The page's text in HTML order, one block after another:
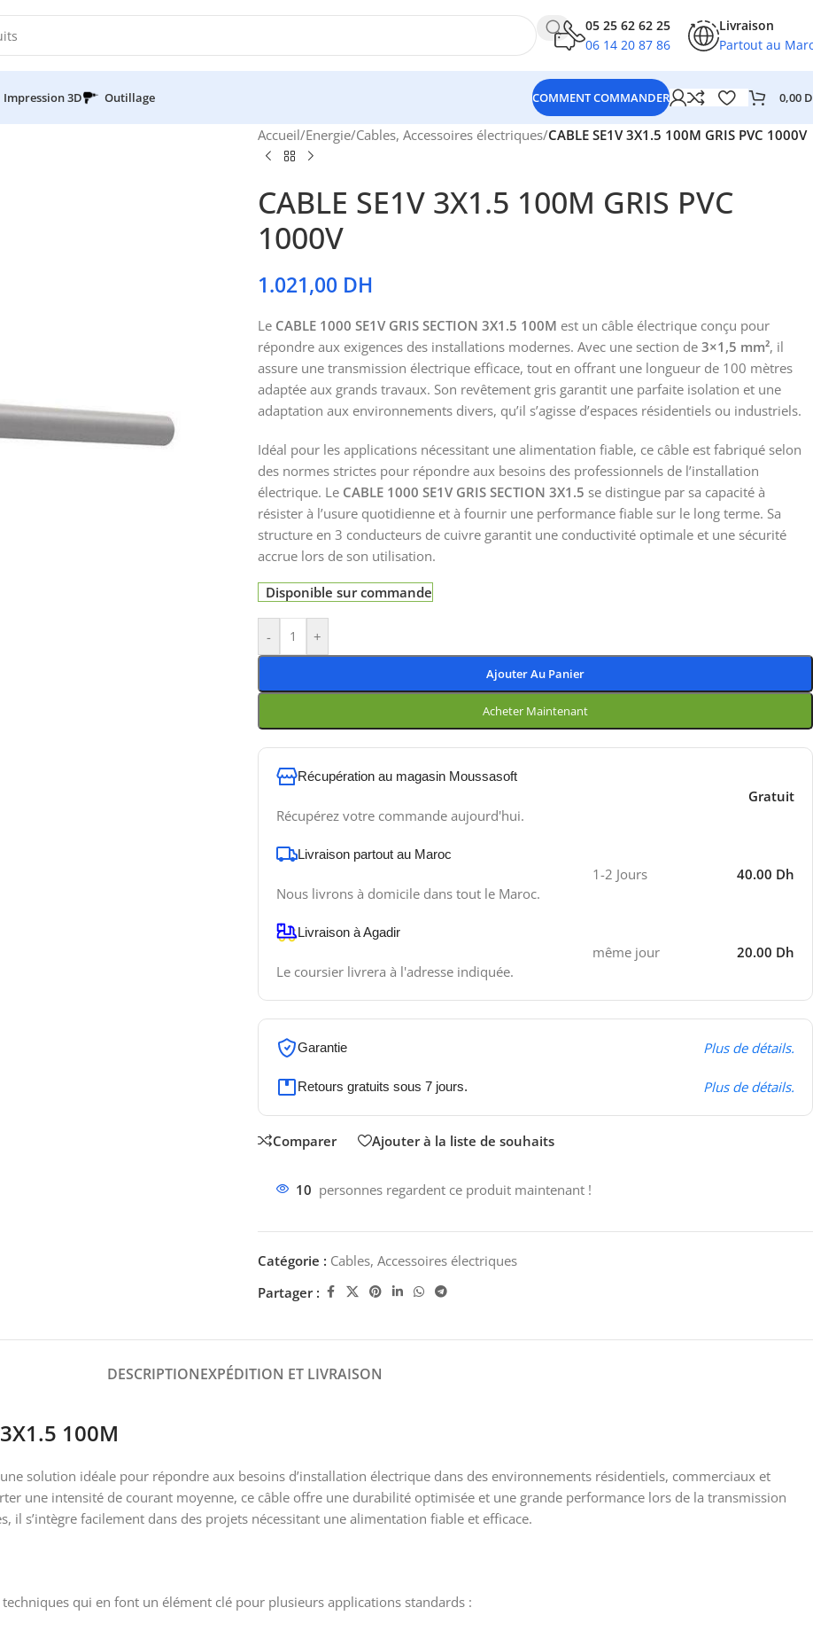
05 25 62 62 25
06 14 20 87 86
Livraison
Partout au
Impression 3D Outillage COMMENT COMMANDER 0,00
Accueil/Energie/Cables, Accessoires électriques/CABLE SE1V 3X1.5 100M GRIS PVC 1000V
CABLE SE1V 3X1.5 100M GRIS PVC
1000V
1.021,00 DH
Le CABLE 1000 SE1V GRIS SECTION 3X1.5 100M est un câble électrique conçu pour
répondre aux exigences des installations modernes. Avec une section de 3×1,5 mm², il
assure une transmission électrique efficace, tout en offrant une longueur de 100 mètres
adaptée aux grands travaux. Son revêtement gris garantit une parfaite isolation et une
adaptation aux environnements divers, qu’il s’agisse d’espaces résidentiels ou industriels.
Idéal pour les applications nécessitant une alimentation fiable, ce câble est fabriqué selon
des normes strictes pour répondre aux besoins des professionnels de l’installation
électrique. Le CABLE 1000 SE1V GRIS SECTION 3X1.5 se distingue par sa capacité à
résister à l’usure quotidienne et à fournir une performance fiable sur le long terme. Sa
structure en 3 conducteurs de cuivre garantit une conductivité optimale et une sécurité
accrue lors de son utilisation.
Disponible sur commande
- +
Ajouter Au Panier
Acheter Maintenant
Récupération au magasin Moussasoft
Récupérez votre commande aujourd'hui.
Gratuit
Livraison partout au Maroc
Nous livrons à domicile dans tout le Maroc.
1-2 Jours 40.00 Dh
Livraison à Agadir
Le coursier livrera à l'adresse indiquée.
même jour 20.00 Dh
Garantie Plus de détails.
Retours gratuits sous 7 jours. Plus de détails.
Comparer Ajouter à la liste de souhaits
10 personnes regardent ce produit maintenant !
Catégorie : Cables, Accessoires électriques
Partager :
DESCRIPTIONEXPÉDITION ET LIVRAISON
3X1.5 100M
solution idéale pour répondre aux besoins d’installation électrique dans des environnements résidentiels, commerciaux et
une intensité de courant moyenne, ce câble offre une durabilité optimisée et une grande performance lors de la transmission
il s’intègre facilement dans des projets nécessitant une alimentation fiable et efficace.
qui en font un élément clé pour plusieurs applications standards :